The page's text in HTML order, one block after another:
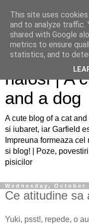
Sfaturi
haiosi | A
and a dog
A cute blog of a cat
si iubaret, iar Garfield
Impreuna formeaza
si blog! | Poze,
pisicilor
Wednesday, October
Ce atitudine sa
Yuki, psst!, repede, o
This site uses
and to analyze traffic.
shared with Google
metrics to ensure
statistics, and to